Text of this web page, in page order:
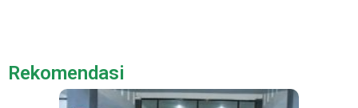
Rekomendasi